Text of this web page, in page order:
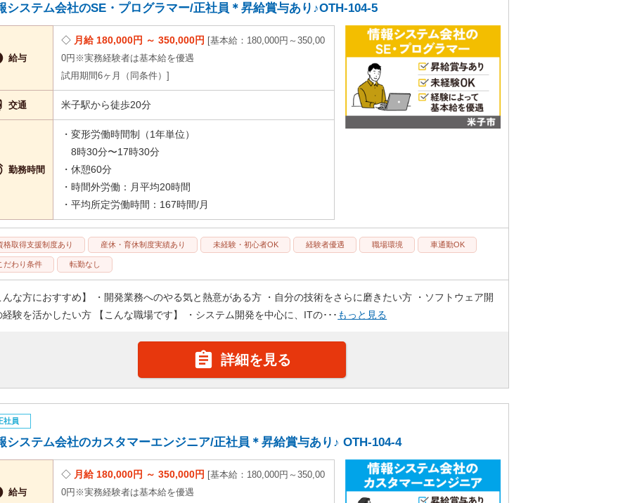
システム会社のSE・プログラマー/正社員＊昇給賞与あり♪OTH-104-5
給与
月給 180,000円 ～ 350,000円
基本給：180,000円～350,00
0円※実務経験者は基本給を優遇
試用期間6ヶ月（同条件）
交通 米子駅から徒歩20分
勤務時間
・変形労働時間制（1年単位）
8時30分〜17時30分
・休憩60分
・時間外労働：月平均20時間
・平均所定労働時間：167時間/月
格取得支援制度あり 産休・育休制度実績あり 未経験・初心者OK 経験者優遇 職場環境 車通勤OK
だわり条件 転勤なし
んな方におすすめ】 ・開発業務へのやる気と熱意がある方 ・自分の技術をさらに磨きたい方 ・ソフトウェア開
経験を活かしたい方 【こんな職場です】 ・システム開発を中心に、ITの･･･ もっと見る
 詳細を見る
社員
システム会社のカスタマーエンジニア/正社員＊昇給賞与あり♪ OTH-104-4
給与
月給 180,000円 ～ 350,000円
基本給：180,000円～350,00
0円※実務経験者は基本給を優遇